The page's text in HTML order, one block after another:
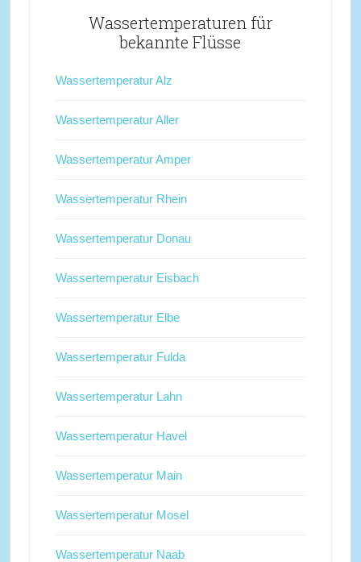
Wassertemperaturen für
bekannte Flüsse
Wassertemperatur Alz
Wassertemperatur Aller
Wassertemperatur Amper
Wassertemperatur Rhein
Wassertemperatur Donau
Wassertemperatur Eisbach
Wassertemperatur Elbe
Wassertemperatur Fulda
Wassertemperatur Lahn
Wassertemperatur Havel
Wassertemperatur Main
Wassertemperatur Mosel
Wassertemperatur Naab